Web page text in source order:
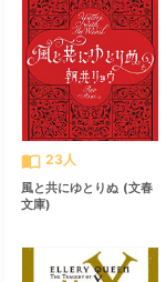
import_contacts 23人
風と共にゆとりぬ (文春
文庫)